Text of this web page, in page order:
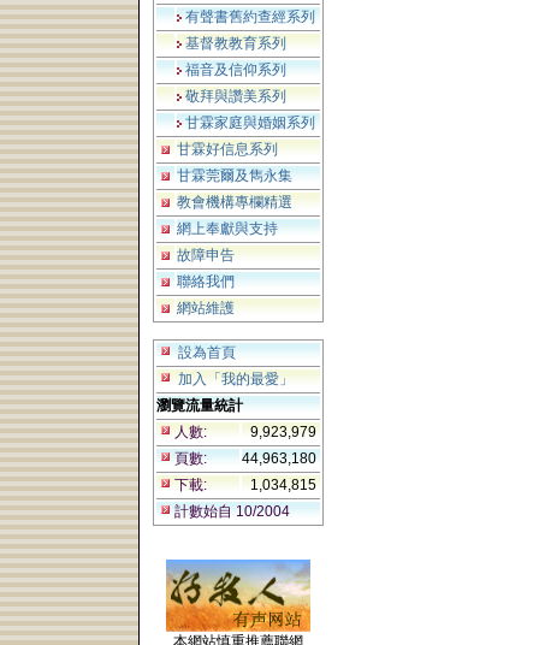
有聲書舊約查經系列
基督教教育系列
福音及信仰系列
敬拜與讚美系列
甘霖家庭與婚姻系列
甘霖好信息系列
甘霖莞爾及雋永集
教會機構專欄精選
網上奉獻與支持
故障申告
聯絡我們
網站維護
設為首頁
加入「我的最愛」
瀏覽流量統計
人數:
9,923,979
頁數:
44,963,180
下載:
1,034,815
計數始自 10/2004
本網站慎重推薦聯網